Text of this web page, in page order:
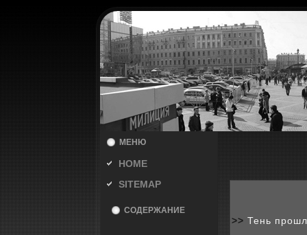
МЕНЮ
HOME
SITEMAP
СОДЕРЖАНИЕ
>> Тень